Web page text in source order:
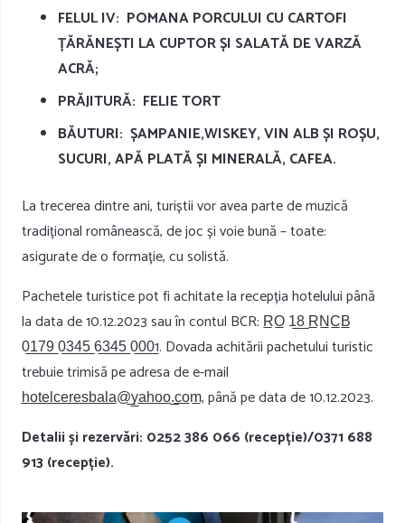
FELUL IV: POMANA PORCULUI CU CARTOFI
ȚĂRĂNEȘTI LA CUPTOR ȘI SALATĂ DE VARZĂ
ACRĂ;
PRĂJITURĂ: FELIE TORT
BĂUTURI: ȘAMPANIE,WISKEY, VIN ALB ȘI ROȘU,
SUCURI, APĂ PLATĂ ȘI MINERALĂ, CAFEA.
La trecerea dintre ani, turiștii vor avea parte de muzică
tradițional românească, de joc și voie bună – toate:
asigurate de o formație, cu solistă.
Pachetele turistice pot fi achitate la recepția hotelului până
la data de 10.12.2023 sau în contul BCR: R̲O̲ 1̲8̲ R̲N̲C̲B̲
0̲1̲7̲9̲ 0̲3̲4̲5̲ 6̲3̲4̲5̲ 0̲0̲0̲1. Dovada achitării pachetului turistic
trebuie trimisă pe adresa de e-mail
h̲o̲t̲e̲l̲c̲e̲r̲e̲s̲b̲a̲l̲a̲@̲y̲a̲h̲o̲o̲.̲c̲o̲m̲, până pe data de 10.12.2023.
Detalii și rezervări: 0252 386 066 (recepție)/0371 688
913 (recepție).